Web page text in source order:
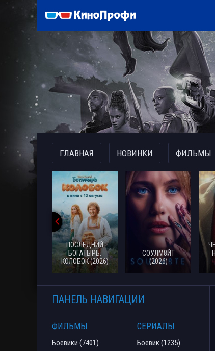
ГЛАВНАЯ НОВИНКИ ФИЛЬМЫ
ПОСЛЕДНИЙ
БОГАТЫРЬ.
КОЛОБОК (2026)
СОУЛМ8ЙТ
(2026)
ПАНЕЛЬ НАВИГАЦИИ
ФИЛЬМЫ
Боевики (7401)
СЕРИАЛЫ
Боевик (1235)